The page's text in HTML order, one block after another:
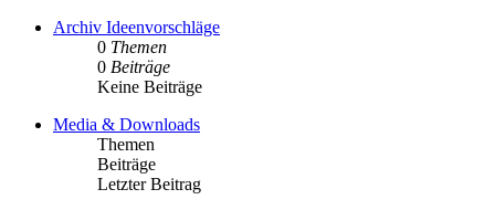
Archiv Ideenvorschläge
0 Themen
0 Beiträge
Keine Beiträge
Media & Downloads
Themen
Beiträge
Letzter Beitrag